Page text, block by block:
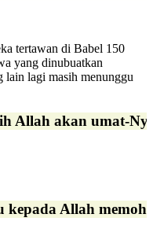
tertawan di Babel 150
yang dinubuatkan
lain lagi masih menunggu
Allah akan umat-
kepada Allah